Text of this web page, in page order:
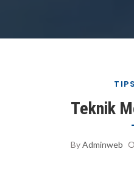
Teknik
ByAdminweb